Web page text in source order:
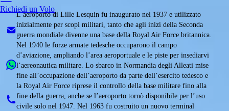
Richiedi un Volo
L’aeroporto di Lille Lesquin fu inaugurato nel 1937 e utilizzato
inizialmente per scopi militari, tanto che agli inizi della Seconda
guerra mondiale divenne una base della Royal Air Force britannica.
Nel 1940 le forze armate tedesche occuparono il campo
d’aviazione, ampliando l’area aeroportuale e le piste per insediarvi
l’aereonautica militare. Lo sbarco in Normandia degli Alleati mise
fine all’occupazione dell’aeroporto da parte dell’esercito tedesco e
la Royal Air Force riprese il controllo della base militare fino alla
fine della guerra, anche se l’aeroporto tornò disponibile per l’uso
civile solo nel 1947. Nel 1963 fu costruito un nuovo terminal